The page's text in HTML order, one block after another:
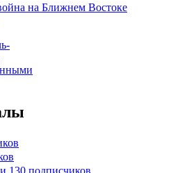
на Ближнем Востоке
130 подписчиков